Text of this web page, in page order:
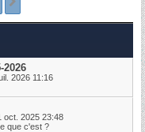
2026 11:16
oct. 2025 23:48
que c'est ?